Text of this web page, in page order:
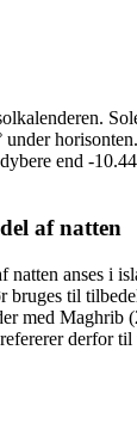
end -
af natten
natten anses i
bruges til
med Maghrib
derfor